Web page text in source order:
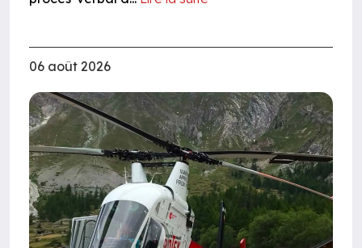
06 août 2026